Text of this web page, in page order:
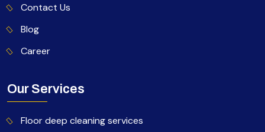
Contact Us
Blog
Career
Our Services
Floor deep cleaning services